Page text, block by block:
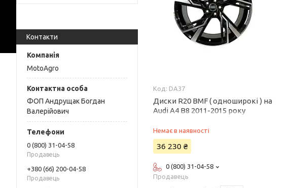
Контакти
MotoAgro
ФОП Андрущак Богдан
Валерійович
0 (800) 31-04-58
Продавець
+380 (66) 200-04-58
Продавець
DA37
Диски R20 BMF ( одноширокі ) на
Audi A4 B8 2011-2015 року
Немає в наявності
36 230 ₴
0 (800) 31-04-58
Продавець